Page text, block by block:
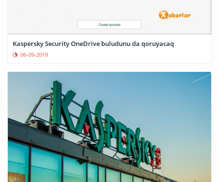
Kaspersky Security OneDrive buludunu da qoruyacaq
06-09-2019